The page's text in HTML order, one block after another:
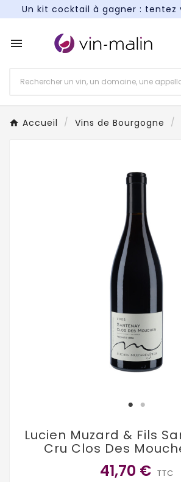
Paiement en 3X et 4X
Paiement en 3X et 4X

Accueil Vins de Bourgogne
Lucien Muzard & Fils
Cru Clos Des
41,70 € TTC